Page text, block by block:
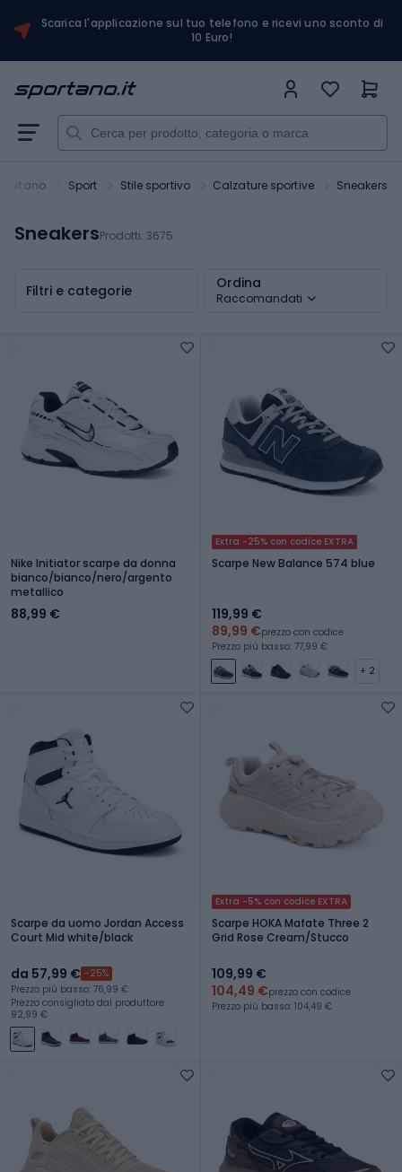
Scarica l'applicazione sul tuo telefono e ricevi uno sconto di
10 Euro!
Sport Stile sportivo Calzature sportive Sneakers
SneakersProdotti: 3675
Filtri e categorie Ordina
Raccomandati
Nike Initiator scarpe da donna
bianco/bianco/nero/argento
metallico
88,99 €
Extra -25% con codice EXTRA
Scarpe New Balance 574 blue
119,99 €
89,99 €prezzo con codice
Prezzo più basso: 77,99 €
+ 2
Scarpe da uomo Jordan Access
Court Mid white/black
da 57,99 € -25%
Prezzo più basso: 76,99 €
Prezzo consigliato dal produttore:
92,99 €
Extra -5% con codice EXTRA
Scarpe HOKA Mafate Three 2
Grid Rose Cream/Stucco
109,99 €
104,49 €prezzo con codice
Prezzo più basso: 104,49 €